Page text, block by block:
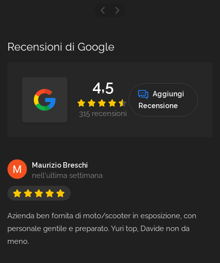
Recensioni di Google
4,5
315 recensioni
Aggiungi
Recensione
Maurizio Breschi
nell'ultima settimana
Azienda ben fornita di moto/scooter in esposizione, con
personale gentile e preparato. Yuri top, Davide non da
meno.